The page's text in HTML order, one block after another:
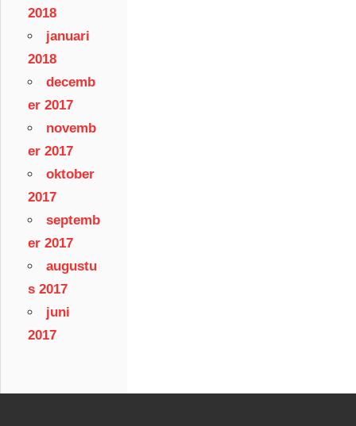
2018
januari
2018
decemb
er 2017
novemb
er 2017
oktober
2017
septemb
er 2017
augustu
s 2017
juni
2017